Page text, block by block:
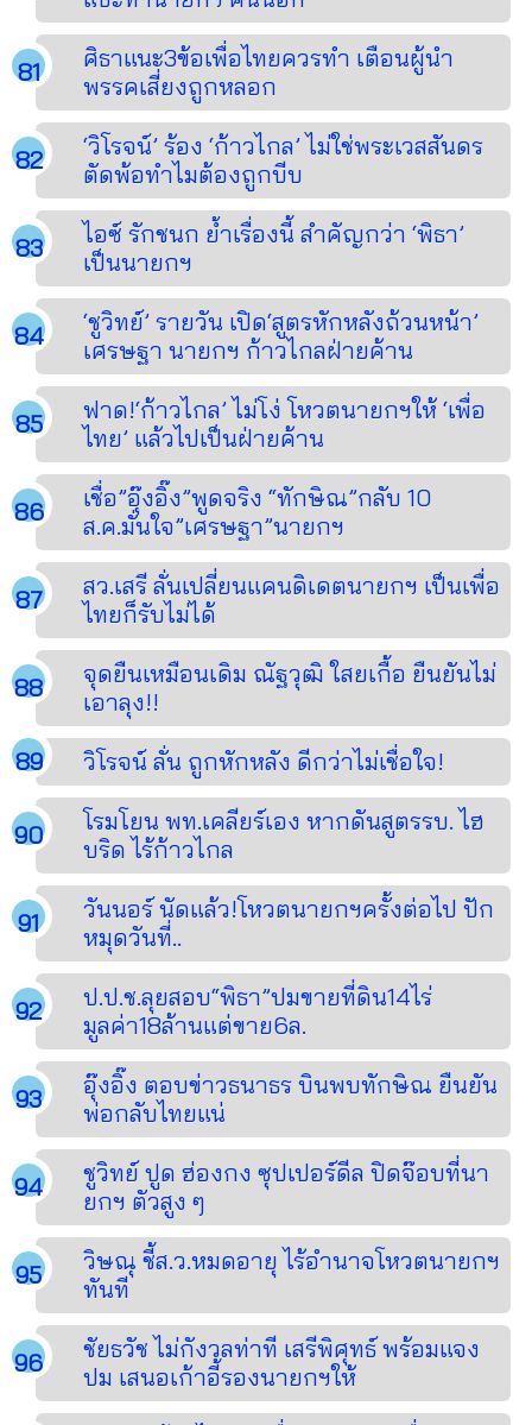
ศิธาแนะ3ข้อเพื่อไทยควรทำ เตือนผู้นำ
พรรคเสี่ยงถูกหลอก
‘วิโรจน์’ ร้อง ‘ก้าวไกล’ ไม่ใช่พระเวสสันดร
ตัดพ้อทำไมต้องถูกบีบ
ไอซ์ รักชนก ย้ำเรื่องนี้ สำคัญกว่า ‘พิธา’
เป็นนายกฯ
‘ชูวิทย์’ รายวัน เปิด‘สูตรหักหลังถ้วนหน้า’
เศรษฐา นายกฯ ก้าวไกลฝ่ายค้าน
ฟาด!‘ก้าวไกล’ ไม่โง่ โหวตนายกฯให้ ‘เพื่อ
ไทย’ แล้วไปเป็นฝ่ายค้าน
เชื่อ”อุ๊งอิ๊ง”พูดจริง “ทักษิณ”กลับ 10
ส.ค.มั่นใจ”เศรษฐา”นายกฯ
สว.เสรี ลั่นเปลี่ยนแคนดิเดตนายกฯ เป็นเพื่อ
ไทยก็รับไม่ได้
จุดยืนเหมือนเดิม ณัฐวุฒิ ใสยเกื้อ ยืนยันไม่
เอาลุง!!
วิโรจน์ ลั่น ถูกหักหลัง ดีกว่าไม่เชื่อใจ!
โรมโยน พท.เคลียร์เอง หากดันสูตรรบ. ไฮ
บริด ไร้ก้าวไกล
วันนอร์ นัดแล้ว!โหวตนายกฯครั้งต่อไป ปัก
หมุดวันที่..
ป.ป.ช.ลุยสอบ“พิธา”ปมขายที่ดิน14ไร่
มูลค่า18ล้านแต่ขาย6ล.
อุ๊งอิ๊ง ตอบข่าวธนาธร บินพบทักษิณ ยืนยัน
พ่อกลับไทยแน่
ชูวิทย์ ปูด ฮ่องกง ซุปเปอร์ดีล ปิดจ๊อบที่นา
ยกฯ ตัวสูง ๆ
วิษณุ ชี้ส.ว.หมดอายุ ไร้อำนาจโหวตนายกฯ
ทันที
ชัยธวัช ไม่กังวลท่าที เสรีพิศุทธ์ พร้อมแจง
ปม เสนอเก้าอี้รองนายกฯให้